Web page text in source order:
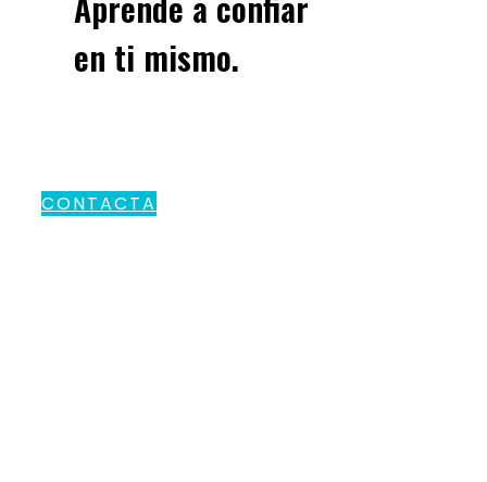
en ti mismo.
CONTACTA